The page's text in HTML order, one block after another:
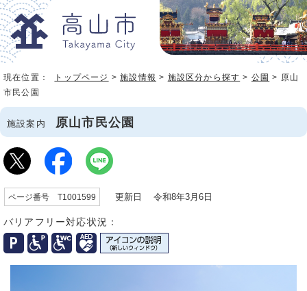
現在位置： トップページ >施設情報 > 施設区分から探す > 公園 > 原山
市民公園
施設案内 原山市民公園
ページ番号 T1001599 更新日 令和8年3月6日
バリアフリー対応状況：